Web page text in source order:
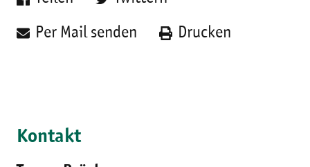
Per Mail senden Drucken
Kontakt